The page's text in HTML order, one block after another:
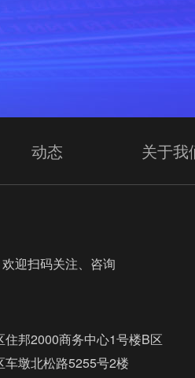
动态 关于我
扫码关注、咨询
邦2000商务中心1号楼B区
墩北松路5255号2楼